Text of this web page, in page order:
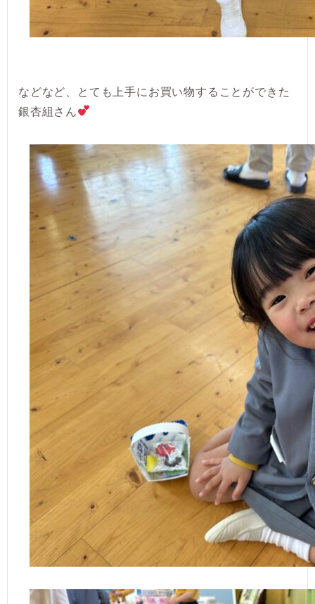
などなど、とても上手にお買い物することができた
銀杏組さん